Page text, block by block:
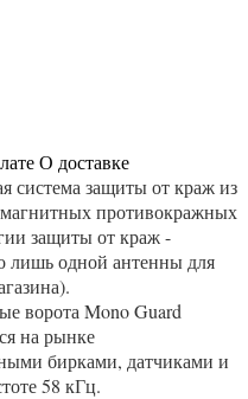
О доставке
система защиты от краж из
противокражных
защиты от краж -
лишь одной антенны для
ворота Mono Guard
на рынке
бирками, датчиками и
58 кГц.